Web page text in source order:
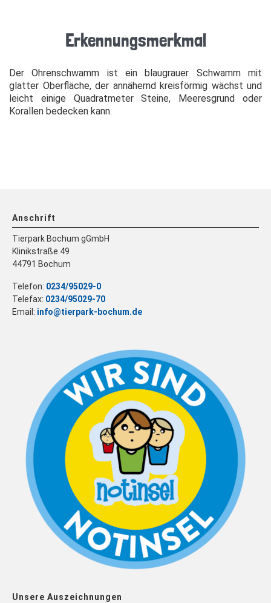
Erkennungsmerkmal
Der Ohrenschwamm ist ein blaugrauer Schwamm mit
glatter Oberfläche, der annähernd kreisförmig wächst und
leicht einige Quadratmeter Steine, Meeresgrund oder
Korallen bedecken kann.
Anschrift
Tierpark Bochum gGmbH
Klinikstraße 49
44791 Bochum
Telefon: 0234/95029-0
Telefax: 0234/95029-70
Email: info@tierpark-bochum.de
Unsere Auszeichnungen